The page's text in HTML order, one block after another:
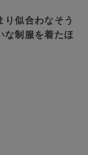
り似合わなそう
な制服を着たほ